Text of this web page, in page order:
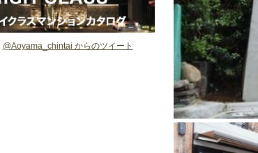
@Aoyama_chintai からのツイート